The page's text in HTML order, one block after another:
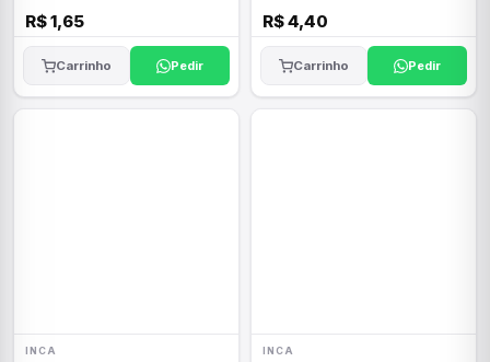
R$ 1,65
Carrinho Pedir
R$ 4,40
Carrinho Pedir
INCA INCA